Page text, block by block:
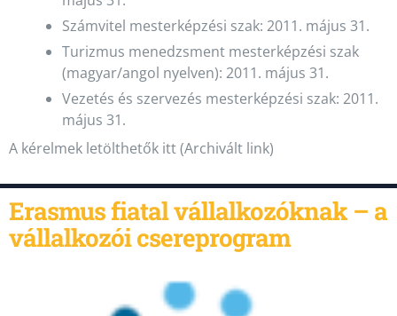
Számvitel mesterképzési szak: 2011. május 31.
Turizmus menedzsment mesterképzési szak
(magyar/angol nyelven): 2011. május 31.
Vezetés és szervezés mesterképzési szak: 2011.
május 31.
A kérelmek letölthetők itt (Archivált link)
Erasmus fiatal vállalkozóknak – a
vállalkozói csereprogram